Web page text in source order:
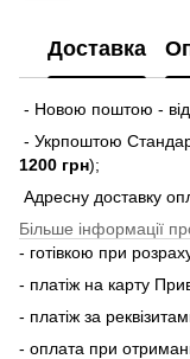
Доставка
- Новою поштою -
- Укрпоштою
1200 грн);
Адресну доставку
Більше інформації
- готівкою при
- платіж на карту
- платіж за
- оплата при